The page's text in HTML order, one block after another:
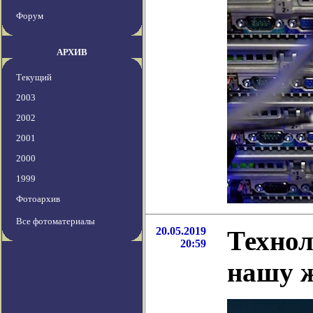
Форум
АРХИВ
Текущий
2003
2002
2001
2000
1999
Фотоархив
Все фотоматериалы
20.05.2019
20:59
нашу